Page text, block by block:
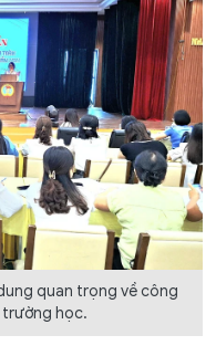
quan trọng về công
học.